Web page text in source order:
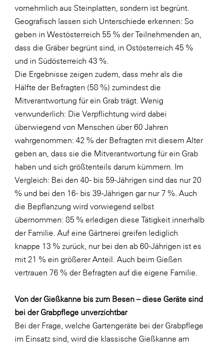
sebamed
SeneCura
SERVICE&MORE
SKINUANCE®
Somfy
Sony DADC
SPIEGLTEC
STIHL Tirol
Trend Micro
TAG GmbH
VALETTA
Verband Druck Medien Österreich
Wirtschaftskammer Salzburg
WKS Fachgruppe Fahrzeughandel und
Fahrzeugtechnik
WKS Fachgruppe Finanzdienstleister
Zühlke
Media
vornehmlich aus Steinplatten, sondern ist begrünt.
Geografisch lassen sich Unterschiede erkennen: So
geben in Westösterreich 55 % der Teilnehmenden an,
dass die Gräber begrünt sind, in Ostösterreich 45 %
und in Südösterreich 43 %.
Die Ergebnisse zeigen zudem, dass mehr als die
Hälfte der Befragten (58 %) zumindest die
Mitverantwortung für ein Grab trägt. Wenig
verwunderlich: Die Verpflichtung wird dabei
überwiegend von Menschen über 60 Jahren
wahrgenommen: 42 % der Befragten mit diesem Alter
geben an, dass sie die Mitverantwortung für ein Grab
haben und sich größtenteils darum kümmern. Im
Vergleich: Bei den 40- bis 59-Jährigen sind das nur 20
% und bei den 16- bis 39-Jährigen gar nur 7 %. Auch
die Bepflanzung wird vorwiegend selbst
übernommen: 85 % erledigen diese Tätigkeit innerhalb
der Familie. Auf eine Gärtnerei greifen lediglich
knappe 13 % zurück, nur bei den ab 60-Jährigen ist es
mit 21 % ein größerer Anteil. Auch beim Gießen
vertrauen 76 % der Befragten auf die eigene Familie.
Von der Gießkanne bis zum Besen – diese Geräte sind
bei der Grabpflege unverzichtbar
Bei der Frage, welche Gartengeräte bei der Grabpflege
im Einsatz sind, wird die klassische Gießkanne am